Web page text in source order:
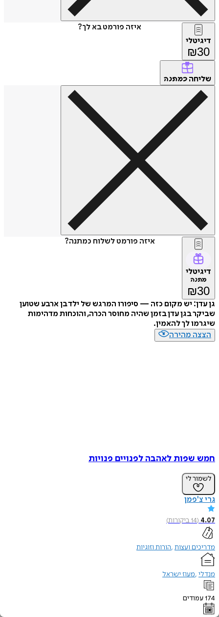
איזה פורמט בא לך?
דיגיטלי
₪30
שליחה כמתנה
איזה פורמט לשלוח כמתנה?
דיגיטלי
מתנה
₪30
גן עדן: יש מקום כזה — סיפורו המרגש של ילד בן ארבע שטוען
שביקר בגן עדן בזמן שהיה מחוסר הכרה, והוכחות מדהימות
שיגרמו לך להאמין.
הצצה מהירה
חמש שפות לאהבה לפנויים פנויות
לשמור לי
גרי צ'פמן
4.07
(
14ביקורות)
מדריכים ועצות הורות וזוגיות
מנדלי מעוז ישראל
174עמודים